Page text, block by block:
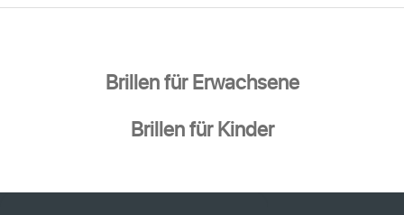
Brillen für Erwachsene
Brillen für Kinder